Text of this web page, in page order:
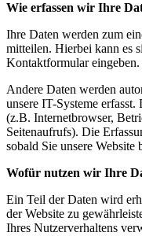
Wie erfassen wir Ihre
Ihre Daten werden zum
mitteilen. Hierbei kann es
Kontaktformular eingeben.
Andere Daten werden
unsere IT-Systeme
(z.B. Internetbrowser,
Seitenaufrufs). Die
sobald Sie unsere Website
Wofür nutzen wir Ihre
Ein Teil der Daten wird
der Website zu
Ihres Nutzerverhaltens